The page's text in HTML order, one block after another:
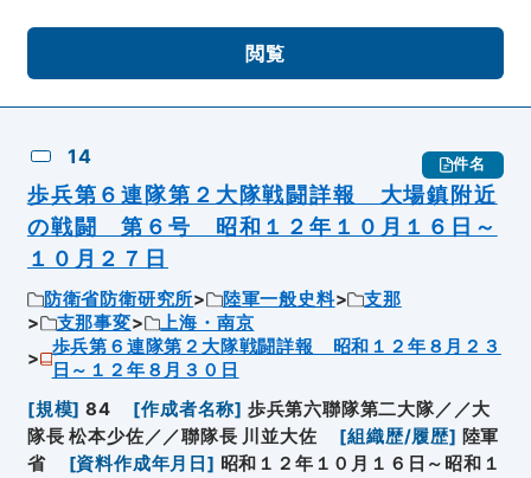
閲覧
14 件名
歩兵第６連隊第２大隊戦闘詳報 大場鎮附近
の戦闘 第６号 昭和１２年１０月１６日～
１０月２７日
防衛省防衛研究所 陸軍一般史料
支那
支那事変
上海・南京
歩兵第６連隊第２大隊戦闘詳報 昭和１２年８月２３
日～１２年８月３０日
[規模] 84 [作成者名称] 歩兵第六聯隊第二大隊／／大
隊長 松本少佐／／聯隊長 川並大佐
[組織歴/履歴] 陸軍
省
[資料作成年月日 ] 昭和１２年１０月１６日～昭和１